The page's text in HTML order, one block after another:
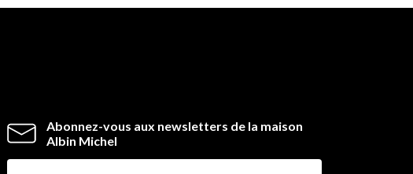
Abonnez-vous aux newsletters de la maison
Albin Michel